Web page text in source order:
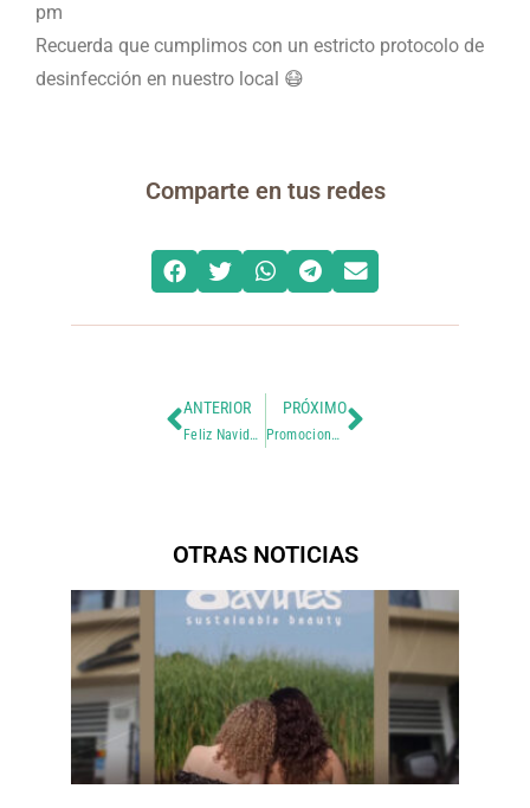
pm
Recuerda que cumplimos con un estricto protocolo de
desinfección en nuestro local 😷
Comparte en tus redes
ANTERIOR
Feliz Navidad y un venturoso nuevo año
PRÓXIMO
Promociones de Encantos para Enero 2023
OTRAS NOTICIAS